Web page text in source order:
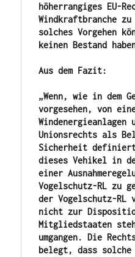
höherrangiges EU-
Windkraftbranche
solches Vorgehen
keinen Bestand
Aus dem Fazit:
„Wenn, wie in dem
vorgesehen, von
Windenergieanlagen
Unionsrechts als
Sicherheit definiert
dieses Vehikel in
einer
Vogelschutz-RL zu
der Vogelschutz-RL
nicht zur
Mitgliedstaaten
umgangen. Die
belegt, dass solche